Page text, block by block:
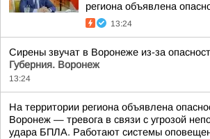
региона объявлена
13:24
Сирены звучат в Воронеже из-за
Губерния. Воронеж
13:24
На территории региона объявлена
Воронеж — тревога в связи с угрозой
удара БПЛА. Работают системы